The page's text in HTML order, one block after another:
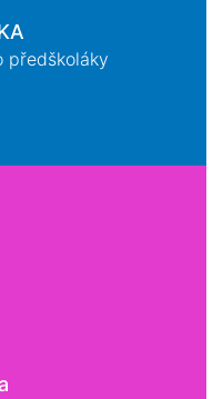
předškoláky